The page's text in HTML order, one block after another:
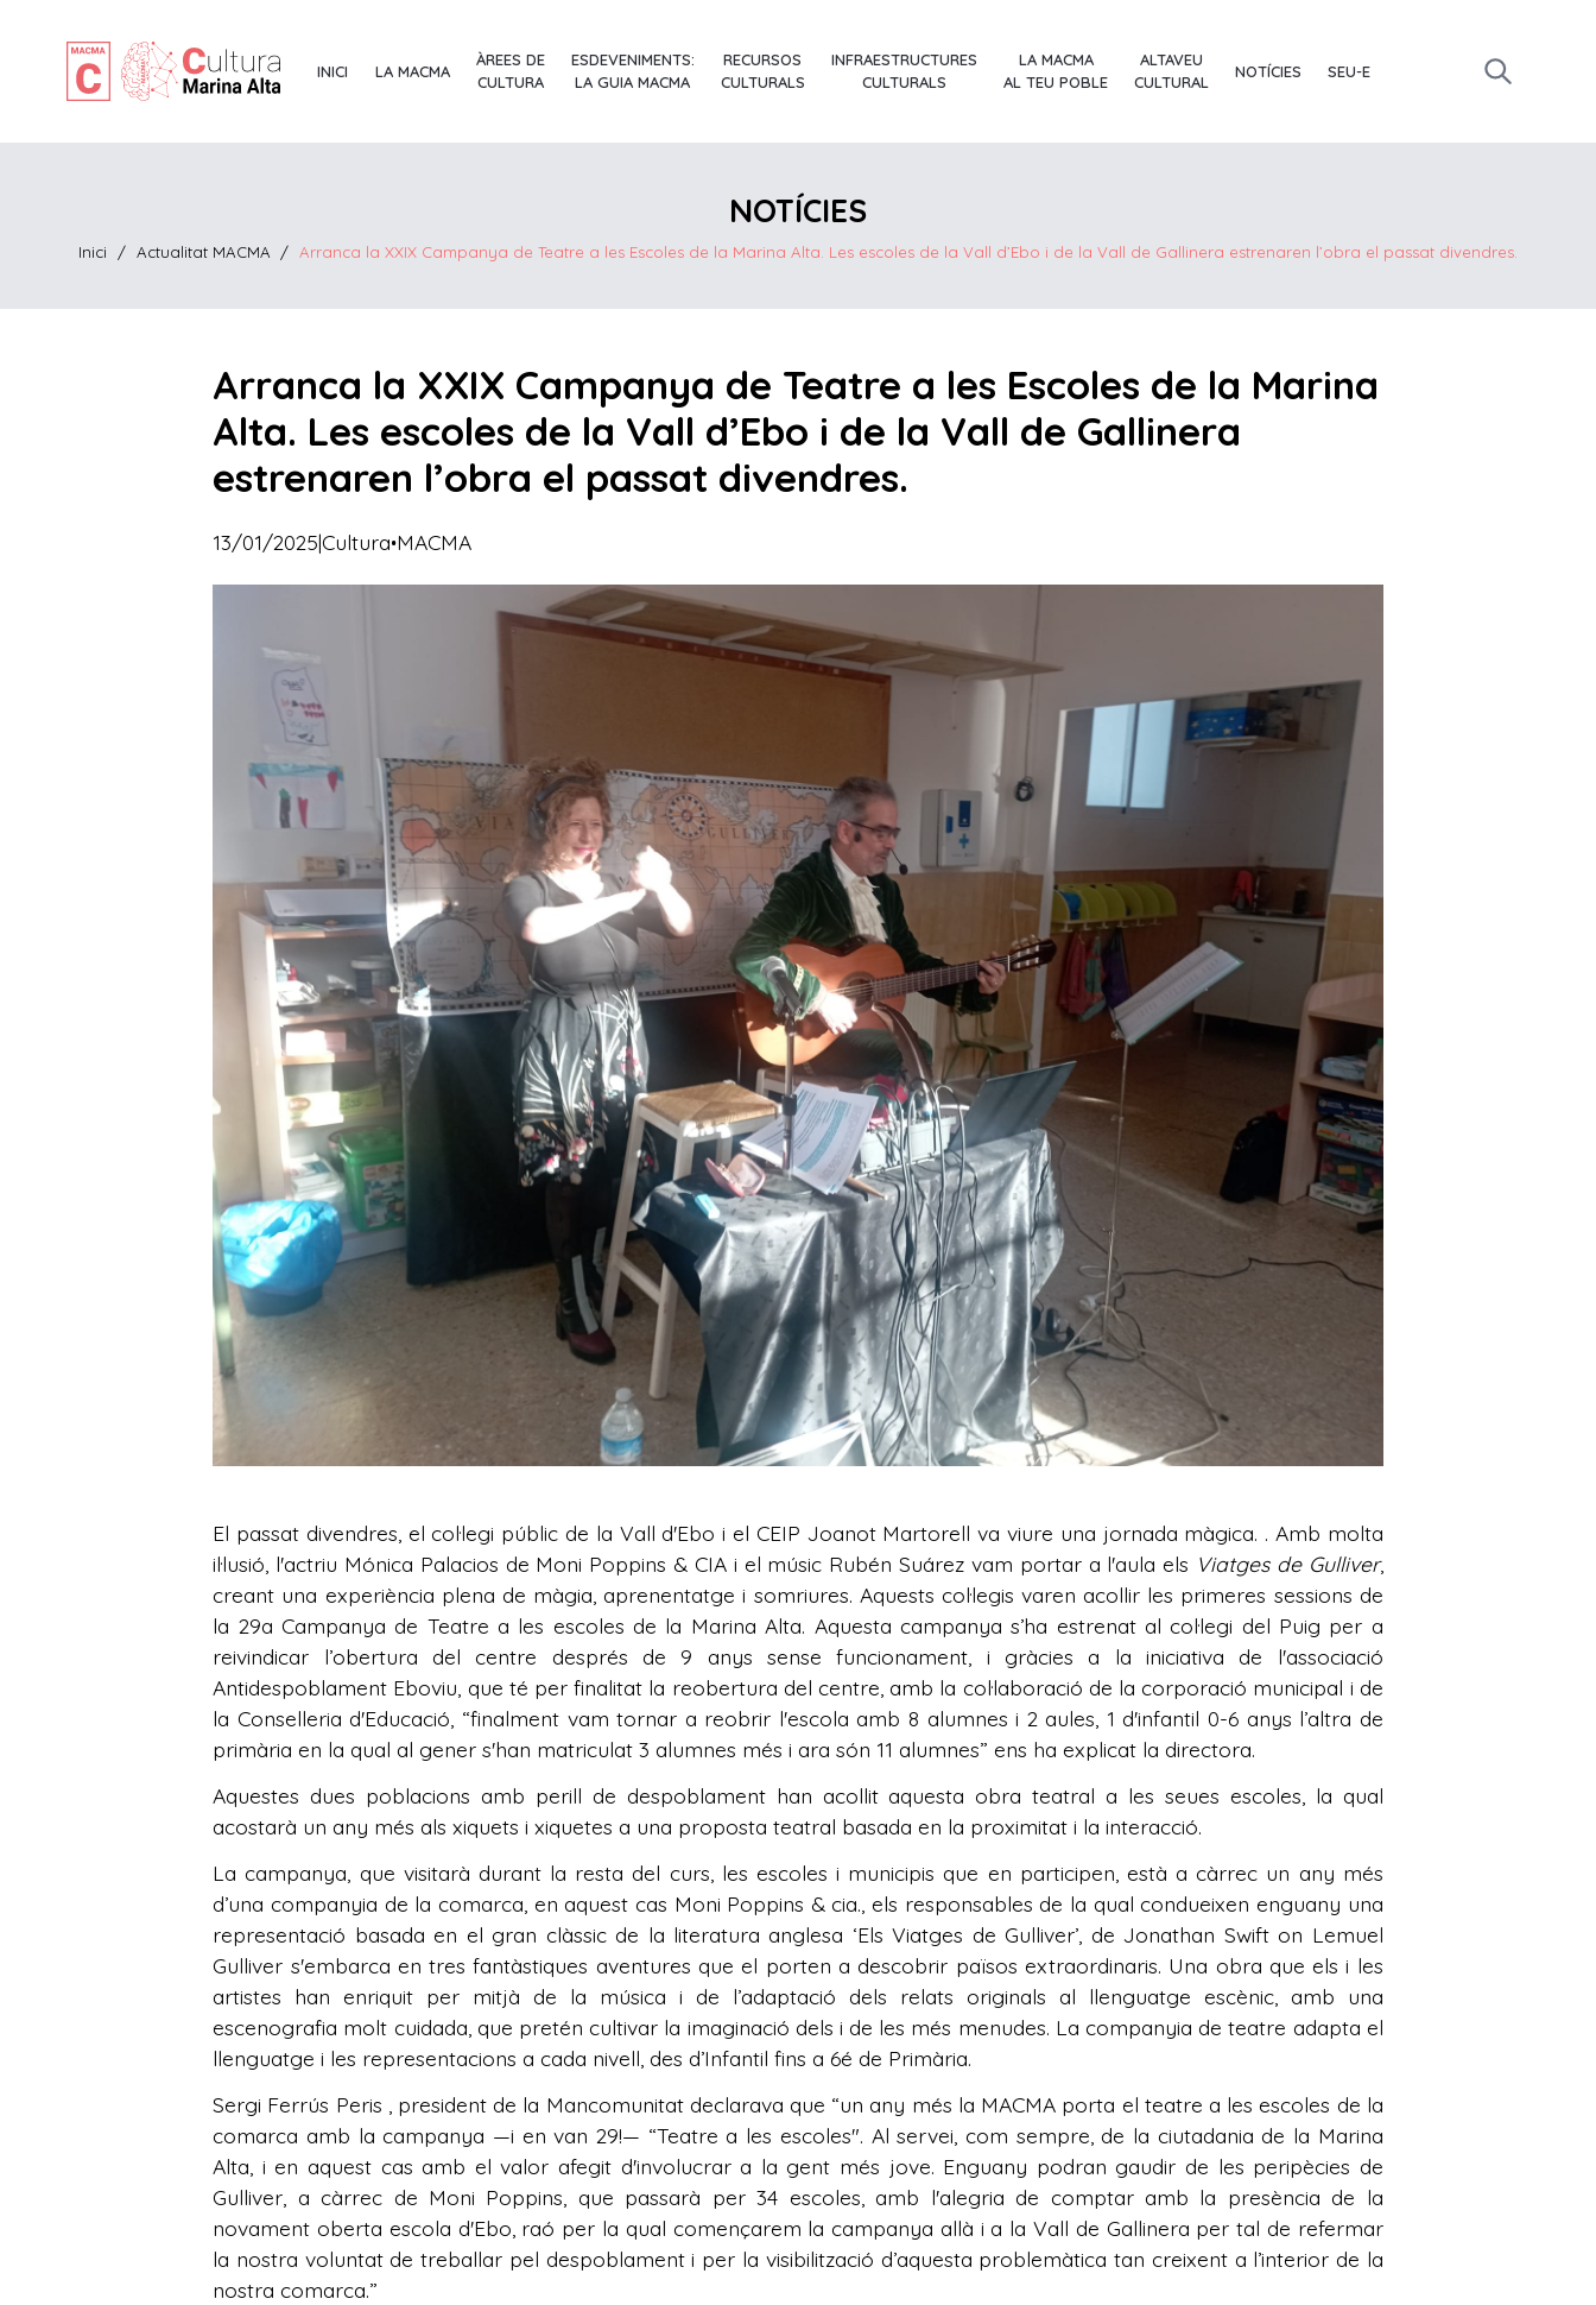
INICI LA MACMA
ÀREES DE
CULTURA
ESDEVENIMENTS:
LA GUIA MACMA
RECURSOS
CULTURALS
INFRAESTRUCTURES
CULTURALS
LA MACMA
AL TEU POBLE
ALTAVEU
CULTURAL
NOTÍCIES SEU-E
NOTÍCIES
Inici / Actualitat MACMA / Arranca la XXIX Campanya de Teatre a les Escoles de la Marina Alta. Les escoles de la Vall d’Ebo i de la Vall de Gallinera estrenaren l’obra el passat divendres.
Arranca la XXIX Campanya de Teatre a les Escoles de la Marina
Alta. Les escoles de la Vall d’Ebo i de la Vall de Gallinera
estrenaren l’obra el passat divendres.
13/01/2025|Cultura·MACMA
El passat divendres, el col·legi públic de la Vall d'Ebo i el CEIP Joanot Martorell va viure una jornada màgica. . Amb molta
il·lusió, l'actriu Mónica Palacios de Moni Poppins & CIA i el músic Rubén Suárez vam portar a l'aula els Viatges de Gulliver,
creant una experiència plena de màgia, aprenentatge i somriures. Aquests col·legis varen acollir les primeres sessions de
la 29a Campanya de Teatre a les escoles de la Marina Alta. Aquesta campanya s’ha estrenat al col·legi del Puig per a
reivindicar l’obertura del centre després de 9 anys sense funcionament, i gràcies a la iniciativa de l'associació
Antidespoblament Eboviu, que té per finalitat la reobertura del centre, amb la col·laboració de la corporació municipal i de
la Conselleria d'Educació, “finalment vam tornar a reobrir l'escola amb 8 alumnes i 2 aules, 1 d'infantil 0-6 anys l’altra de
primària en la qual al gener s'han matriculat 3 alumnes més i ara són 11 alumnes” ens ha explicat la directora.
Aquestes dues poblacions amb perill de despoblament han acollit aquesta obra teatral a les seues escoles, la qual
acostarà un any més als xiquets i xiquetes a una proposta teatral basada en la proximitat i la interacció.
La campanya, que visitarà durant la resta del curs, les escoles i municipis que en participen, està a càrrec un any més
d’una companyia de la comarca, en aquest cas Moni Poppins & cia., els responsables de la qual condueixen enguany una
representació basada en el gran clàssic de la literatura anglesa ‘Els Viatges de Gulliver’, de Jonathan Swift on Lemuel
Gulliver s'embarca en tres fantàstiques aventures que el porten a descobrir països extraordinaris. Una obra que els i les
artistes han enriquit per mitjà de la música i de l’adaptació dels relats originals al llenguatge escènic, amb una
escenografia molt cuidada, que pretén cultivar la imaginació dels i de les més menudes. La companyia de teatre adapta el
llenguatge i les representacions a cada nivell, des d’Infantil fins a 6é de Primària.
Sergi Ferrús Peris , president de la Mancomunitat declarava que “un any més la MACMA porta el teatre a les escoles de la
comarca amb la campanya —i en van 29!— “Teatre a les escoles". Al servei, com sempre, de la ciutadania de la Marina
Alta, i en aquest cas amb el valor afegit d'involucrar a la gent més jove. Enguany podran gaudir de les peripècies de
Gulliver, a càrrec de Moni Poppins, que passarà per 34 escoles, amb l'alegria de comptar amb la presència de la
novament oberta escola d'Ebo, raó per la qual començarem la campanya allà i a la Vall de Gallinera per tal de refermar
la nostra voluntat de treballar pel despoblament i per la visibilització d’aquesta problemàtica tan creixent a l’interior de la
nostra comarca.”